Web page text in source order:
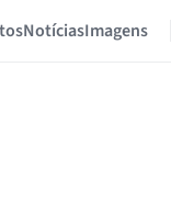
NotíciasImagens